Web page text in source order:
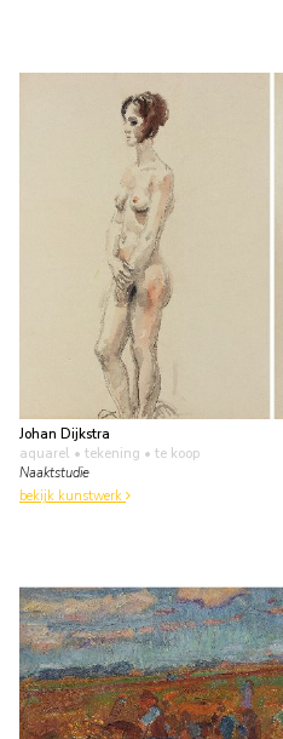
Johan Dijkstra
aquarel • tekening • te koop
Naaktstudie
bekijk kunstwerk